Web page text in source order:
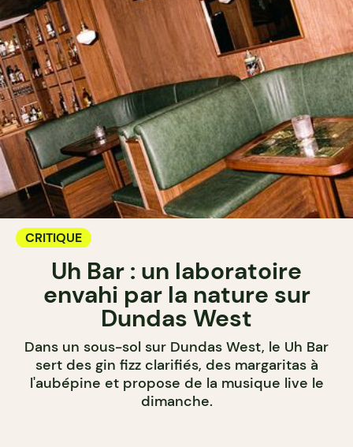
CRITIQUE
Uh Bar : un laboratoire
envahi par la nature sur
Dundas West
Dans un sous-sol sur Dundas West, le Uh Bar
sert des gin fizz clarifiés, des margaritas à
l'aubépine et propose de la musique live le
dimanche.